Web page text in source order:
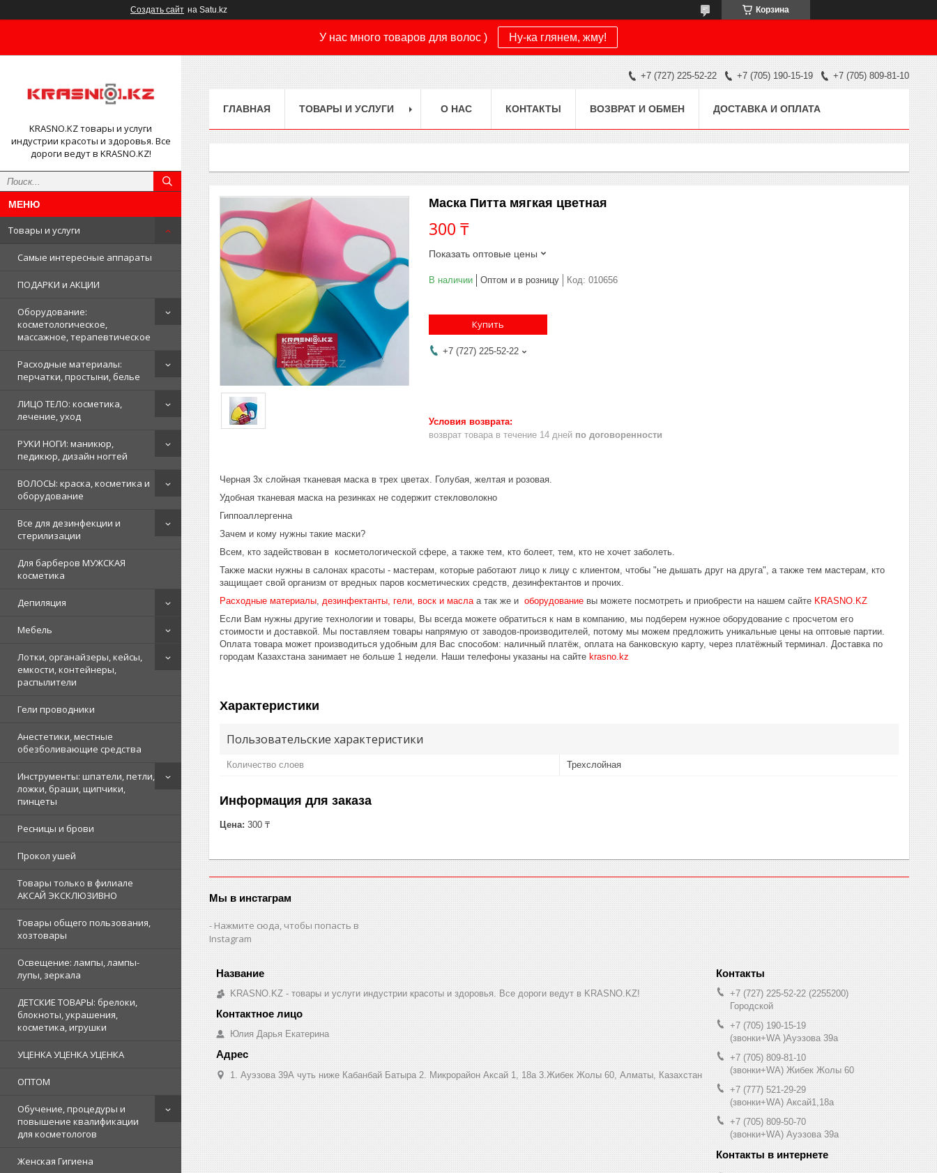
Создать сайт на Satu.kz Корзина
У нас много товаров для волос ) Ну-ка глянем, жму!
KRASNO.KZ товары и услуги
индустрии красоты и здоровья. Все
дороги ведут в KRASNO.KZ!
Товары и услуги
Самые интересные аппараты
ПОДАРКИ и АКЦИИ
Оборудование:
косметологическое,
массажное, терапевтическое
Расходные материалы:
перчатки, простыни, белье
ЛИЦО ТЕЛО: косметика,
лечение, уход
РУКИ НОГИ: маникюр,
педикюр, дизайн ногтей
ВОЛОСЫ: краска, косметика и
оборудование
Все для дезинфекции и
стерилизации
Для барберов МУЖСКАЯ
косметика
Депиляция
Мебель
Лотки, органайзеры, кейсы,
емкости, контейнеры,
распылители
Гели проводники
Анестетики, местные
обезболивающие средства
Инструменты: шпатели, петли,
ложки, браши, щипчики,
пинцеты
Ресницы и брови
Прокол ушей
Товары только в филиале
АКСАЙ ЭКСКЛЮЗИВНО
Товары общего пользования,
хозтовары
Освещение: лампы, лампы-
лупы, зеркала
ДЕТСКИЕ ТОВАРЫ: брелоки,
блокноты, украшения,
косметика, игрушки
УЦЕНКА УЦЕНКА УЦЕНКА
ОПТОМ
Обучение, процедуры и
повышение квалификации
для косметологов
Женская Гигиена
+7 (727) 225-52-22 +7 (705) 190-15-19 +7 (705) 809-81-10
ГЛАВНАЯ ТОВАРЫ И УСЛУГИ О НАС КОНТАКТЫ ВОЗВРАТ И ОБМЕН ДОСТАВКА И ОПЛАТА
Маска Питта мягкая цветная
300 ₸
Показать оптовые цены
В наличии Оптом и в розницу Код: 010656
Купить
+7 (727) 225-52-22
возврат товара в течение 14 дней по договоренности
Черная 3х слойная тканевая маска в трех цветах. Голубая, желтая и розовая.
Удобная тканевая маска на резинках не содержит стекловолокно
Гиппоаллергенна
Зачем и кому нужны такие маски?
Всем, кто задействован в косметологической сфере, а также тем, кто болеет, тем, кто не хочет заболеть.
Также маски нужны в салонах красоты - мастерам, которые работают лицо к лицу с клиентом, чтобы "не дышать друг на друга", а также тем мастерам, кто
защищает свой организм от вредных паров косметических средств, дезинфектантов и прочих.
Расходные материалы дезинфектанты, гели, воск и масла а так же и оборудование вы можете посмотреть и приобрести на нашем сайте KRASNO.KZ
Если Вам нужны другие технологии и товары, Вы всегда можете обратиться к нам в компанию, мы подберем нужное оборудование с просчетом его
стоимости и доставкой. Мы поставляем товары напрямую от заводов-производителей, потому мы можем предложить уникальные цены на оптовые партии.
Оплата товара может производиться удобным для Вас способом: наличный платёж, оплата на банковскую карту, через платёжный терминал. Доставка по
городам Казахстана занимает не больше 1 недели. Наши телефоны указаны на сайте krasno.kz
Характеристики
Пользовательские характеристики
Количество слоев Трехслойная
Информация для заказа
Цена: 300 ₸
Мы в инстаграм
Нажмите сюда, чтобы попасть в
Instagram
KRASNO.KZ - товары и услуги индустрии красоты и здоровья. Все дороги ведут в KRASNO.KZ!
Юлия Дарья Екатерина
1. Ауэзова 39А чуть ниже Кабанбай Батыра ㅤㅤㅤㅤㅤㅤㅤㅤㅤㅤㅤㅤㅤㅤ2. ​Микрорайон Аксай 1, 18а 3.Жибек Жолы 60, Алматы, Казахстан
+7 (727) 225-52-22 2255200
Городской
+7 (705) 190-15-19
(звонки+WA )Ауэзова 39а
+7 (705) 809-81-10
(звонки+WA) Жибек Жолы 60
+7 (777) 521-29-29
(звонки+WA) Аксай1,18а
+7 (705) 809-50-70
(звонки+WA) Ауэзова 39а